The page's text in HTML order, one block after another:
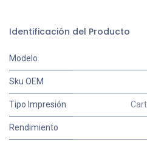
Identificación del Producto
Modelo
Sku OEM
Tipo Impresión
Rendimiento